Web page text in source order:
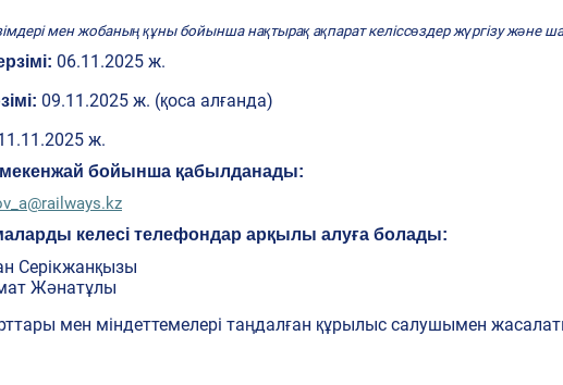
мен жобаның құны бойынша нақтырақ ақпарат келіссөздер жүргізу және
06.11.2025 ж.
09.11.2025 ж. (қоса алғанда)
ж.
мекенжай бойынша қабылданады:
келесі телефондар арқылы алуға болады:
Серікжанқызы
Жәнатұлы
мен міндеттемелері таңдалған құрылыс салушымен